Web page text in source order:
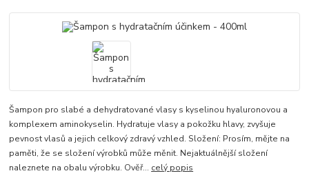
Šampon pro slabé a dehydratované vlasy s kyselinou hyaluronovou a
komplexem aminokyselin. Hydratuje vlasy a pokožku hlavy, zvyšuje
pevnost vlasů a jejich celkový zdravý vzhled. Složení: Prosím, mějte na
paměti, že se složení výrobků může měnit. Nejaktuálnější složení
naleznete na obalu výrobku. Ověř... celý popis